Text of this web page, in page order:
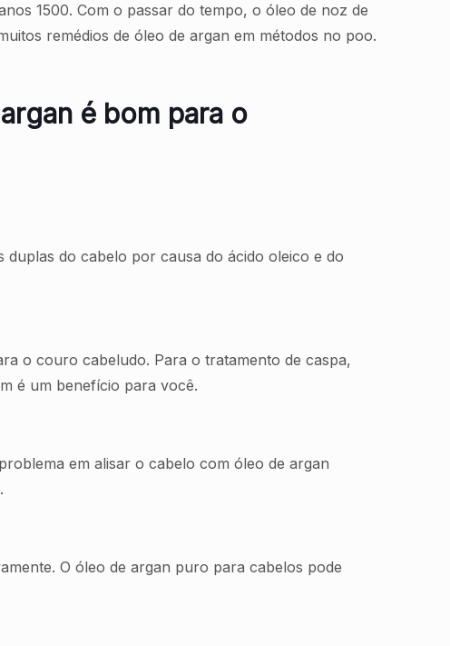
1500. Com o passar do tempo, o óleo de noz de
remédios de óleo de argan em métodos no poo.
é bom para o
do cabelo por causa do ácido oleico e do
o couro cabeludo. Para o tratamento de caspa,
é um benefício para você.
em alisar o cabelo com óleo de argan
.
O óleo de argan puro para cabelos pode